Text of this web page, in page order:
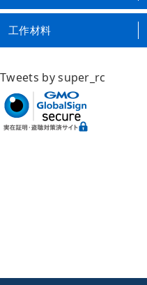
工作材料
Tweets by super_rc